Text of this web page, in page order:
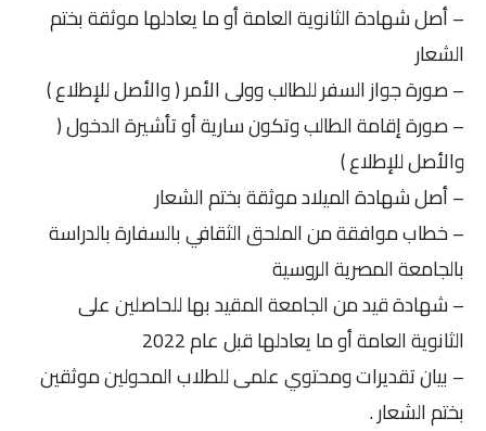
– أصل شهادة الثانوية العامة أو ما يعادلها موثقة بختم
الشعار
– صورة جواز السفر للطالب وولى الأمر ( والأصل للإطلاع )
– صورة إقامة الطالب وتكون سارية أو تأشيرة الدخول (
والأصل للإطلاع )
– أصل شهادة الميلاد موثقة بختم الشعار
– خطاب موافقة من الملحق الثقافي بالسفارة بالدراسة
بالجامعة المصرية الروسية
– شهادة قيد من الجامعة المقيد بها للحاصلين على
الثانوية العامة أو ما يعادلها قبل عام 2022
– بيان تقديرات ومحتوي علمى للطلاب المحولين موثقين
بختم الشعار .